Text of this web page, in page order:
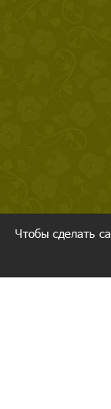
Чтобы сделать